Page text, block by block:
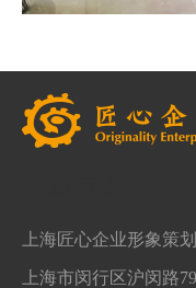
上海匠心企业形象策
上海市闵行区沪闵路